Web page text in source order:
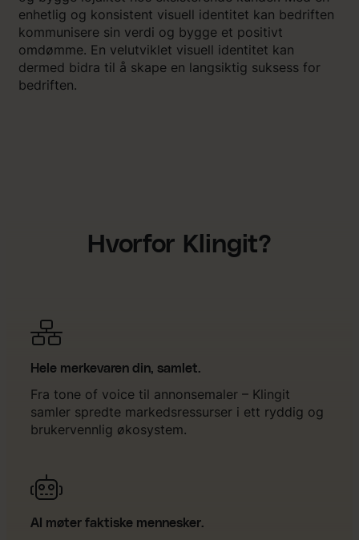
enhetlig og konsistent visuell identitet kan bedriften
kommunisere sin verdi og bygge et positivt
omdømme. En velutviklet visuell identitet kan
dermed bidra til å skape en langsiktig suksess for
bedriften.
Hvorfor Klingit?
Hele merkevaren din, samlet.
Fra tone of voice til annonsemaler – Klingit
samler spredte markedsressurser i ett ryddig og
brukervennlig økosystem.
AI møter faktiske mennesker.